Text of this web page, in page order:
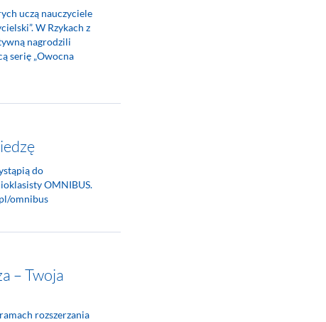
uczą nauczyciele
W Rzykach z
nagrodzili
serię „Owocna
do
OMNIBUS.
omnibus
– Twoja
rozszerzania